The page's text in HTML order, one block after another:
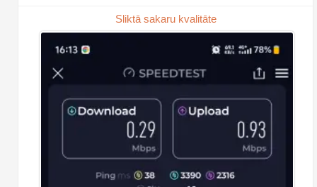
Sliktā sakaru kvalitāte